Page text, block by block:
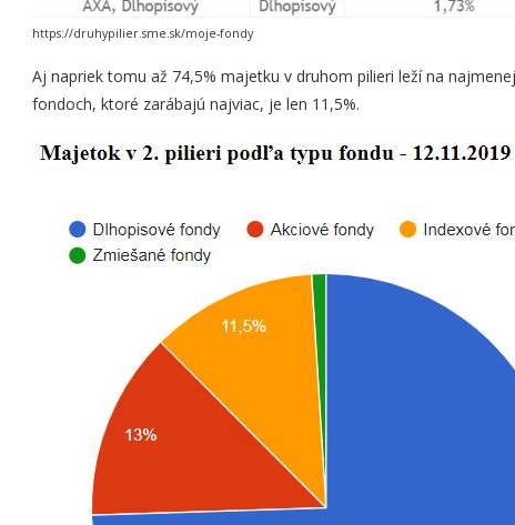
https://druhypilier.sme.sk/moje-fondy
Aj napriek tomu až 74,5% majetku v druhom pilieri leží na
fondoch, ktoré zarábajú najviac, je len 11,5%.